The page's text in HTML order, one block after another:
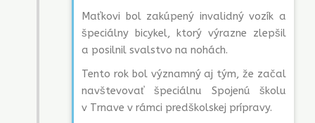
Maťkovi bol zakúpený invalidný vozík a
špeciálny bicykel, ktorý výrazne zlepšil
a posilnil svalstvo na nohách.
Tento rok bol významný aj tým, že začal
navštevovať špeciálnu Spojenú školu
v Trnave v rámci predškolskej prípravy.